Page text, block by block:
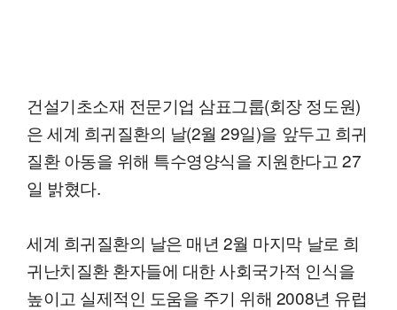
건설기초소재 전문기업 삼표그룹(회장 정도원)
은 세계 희귀질환의 날(2월 29일)을 앞두고 희귀
질환 아동을 위해 특수영양식을 지원한다고 27
일 밝혔다.
세계 희귀질환의 날은 매년 2월 마지막 날로 희
귀난치질환 환자들에 대한 사회국가적 인식을
높이고 실제적인 도움을 주기 위해 2008년 유럽